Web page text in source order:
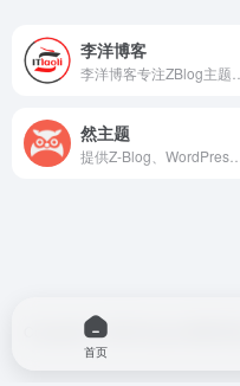
李洋博客
然主题
Copyright © 2026
首页